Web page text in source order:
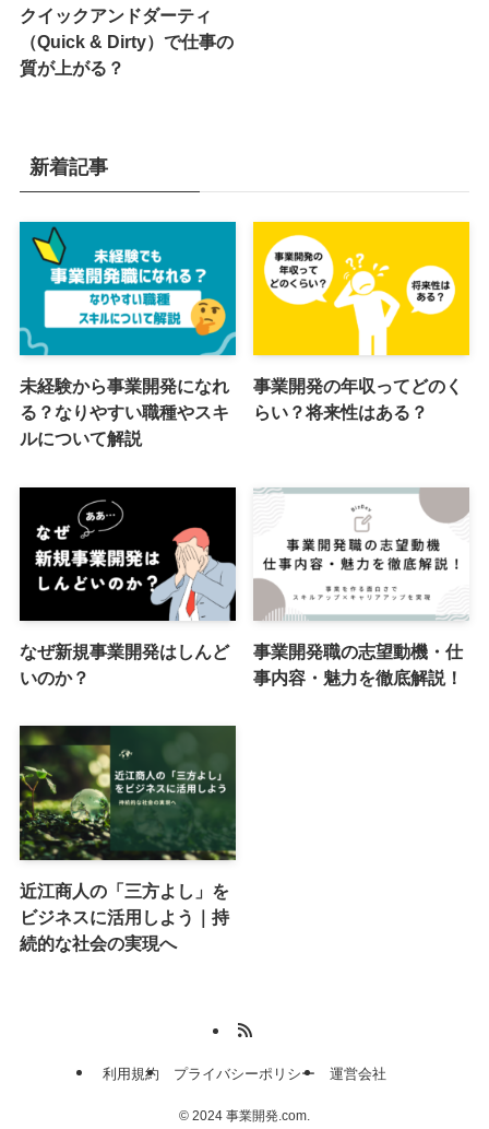
クイックアンドダーティ
（Quick & Dirty）で仕事の
質が上がる？
新着記事
未経験から事業開発になれ
る？なりやすい職種やスキ
ルについて解説
事業開発の年収ってどのく
らい？将来性はある？
なぜ新規事業開発はしんど
いのか？
事業開発職の志望動機・仕
事内容・魅力を徹底解説！
近江商人の「三方よし」を
ビジネスに活用しよう｜持
続的な社会の実現へ
利用規約 プライバシーポリシー 運営会社
© 2024 事業開発.com.